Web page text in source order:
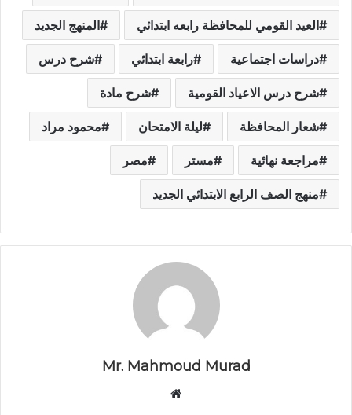
العيد القومي للمحافظة رابعه ابتدائي المنهج الجديد
دراسات اجتماعية رابعة ابتدائي شرح درس
شرح درس الاعياد القومية شرح مادة
شعار المحافظة ليلة الامتحان محمود مراد
مراجعة نهائية مستر مصر
منهج الصف الرابع الابتدائي الجديد
Mr. Mahmoud Murad